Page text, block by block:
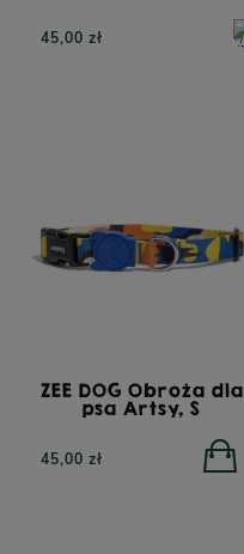
45,00 zł
ZEE DOG Obroża dla
psa Artsy, S
45,00 zł